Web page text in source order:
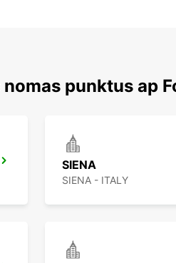
punktus ap
SIENA
SIENA - ITALY